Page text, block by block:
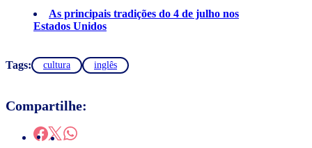
As principais tradições do 4 de julho nos
Estados Unidos
Tags: cultura inglês
Compartilhe: